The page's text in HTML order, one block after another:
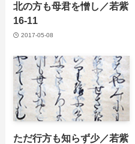
北の方も母君を憎し／若紫
16-11
2017-05-08
ただ行方も知らず少／若紫